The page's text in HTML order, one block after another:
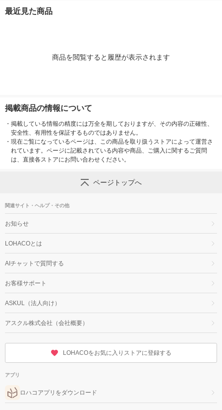
最近見た商品
商品を閲覧すると履歴が表示されます
掲載商品の情報について
・ 掲載している情報の精度には万全を期しておりますが、その内容の正確性、
安全性、有用性を保証するものではありません。
・ 現在ご覧になっているページは、この商品を取り扱うストアによって運営さ
れています。ページに記載されている内容や商品、ご購入に関するご質問
は、直接各ストアにお問い合わせください。
ページトップへ
関連サイト・ヘルプ・その他
お知らせ
LOHACOとは
AIチャットで質問する
お客様サポート
ASKUL（法人向け）
アスクル株式会社（会社概要）
LOHACOをお気に入りストアに登録する
アプリ
ロハコアプリをダウンロード